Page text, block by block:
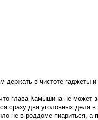
держать в чистоте гаджеты
глава Камышина не может
сразу два уголовных дела
не в роддоме пиариться, а